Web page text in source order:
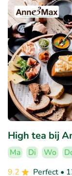
High tea bij
Ma Di Wo
9.2
Perfect •